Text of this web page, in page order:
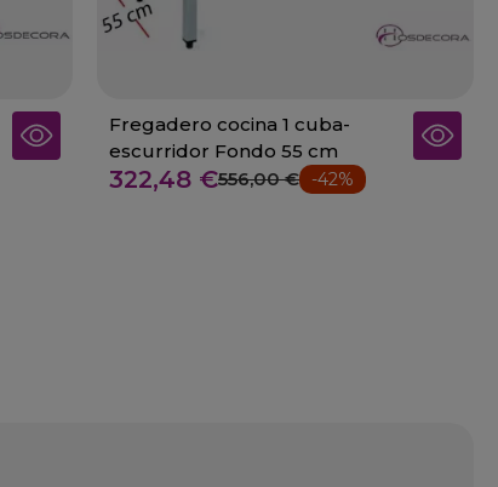
Fregadero cocina 1 cuba-
escurridor Fondo 55 cm
322,48 €556,00 € -42%